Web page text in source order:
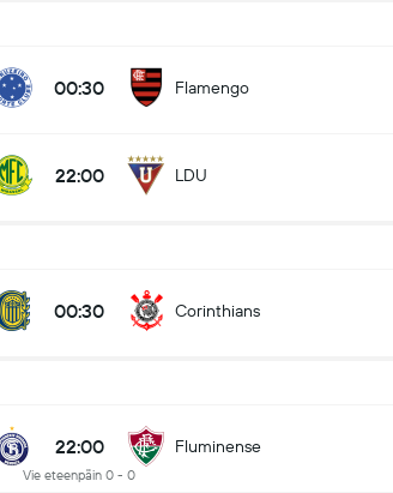
00:30 Flamengo
22:00 LDU
00:30 Corinthians
22:00
Vie eteenpäin 0 - 0
Fluminense